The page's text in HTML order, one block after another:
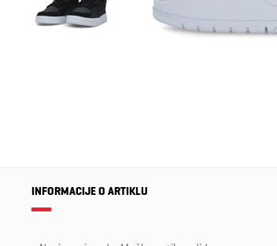
INFORMACIJE O ARTIKLU